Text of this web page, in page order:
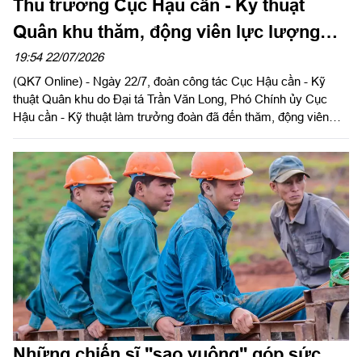
Thủ trưởng Cục Hậu cần - Kỹ thuật
Quân khu thăm, động viên lực lượng
làm nhiệm vụ tại Công viên Lê Thị Riêng
19:54 22/07/2026
(QK7 Online) - Ngày 22/7, đoàn công tác Cục Hậu cần - Kỹ
thuật Quân khu do Đại tá Trần Văn Long, Phó Chính ủy Cục
Hậu cần - Kỹ thuật làm trưởng đoàn đã đến thăm, động viên
kiếm, quy tập, xác minh danh tính hài cốt liệt sĩ tại Công viên Lê
Thị Riêng.